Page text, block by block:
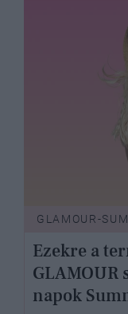
GLAMOUR-
Ezekre a
GLAMOUR
napok